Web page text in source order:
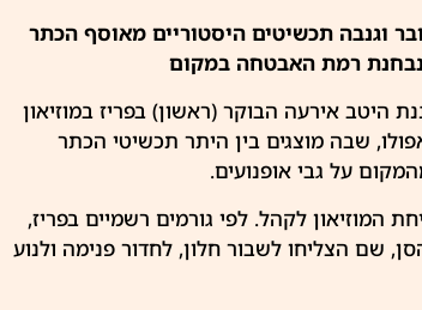
וגנבה תכשיטים היסטוריים מאוסף הכתר
רמת האבטחה במקום
אירעה הבוקר (ראשון) בפריז במוזיאון
שבה מוצגים בין היתר תכשיטי הכתר
על גבי אופנועים.
לקהל. לפי גורמים רשמיים בפריז,
שם הצליחו לשבור חלון, לחדור פנימה ולנוע